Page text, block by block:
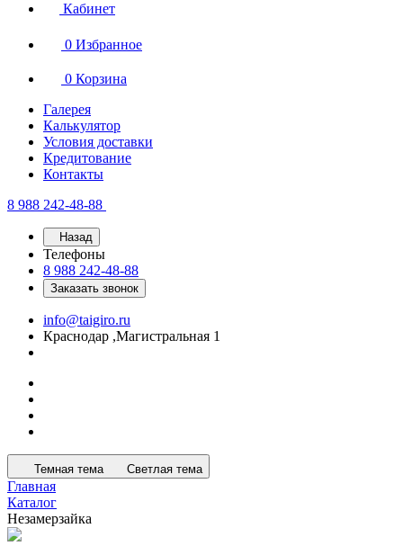
Кабинет
0 Избранное
0 Корзина
Галерея
Калькулятор
Условия доставки
Кредитование
Контакты
8 988 242-48-88
Назад
Телефоны
8 988 242-48-88
Заказать звонок
info@taigiro.ru
Краснодар ,Магистральная 1
Темная тема Светлая тема
Главная
Каталог
Незамерзайка